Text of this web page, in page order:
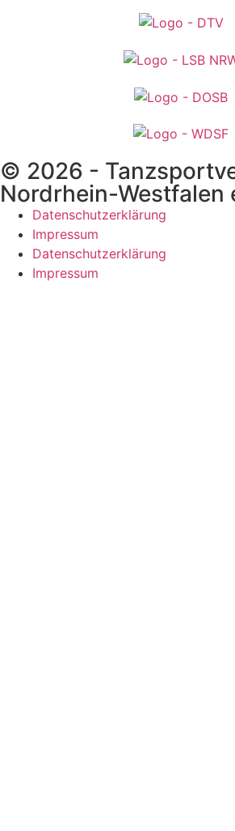
© 2026 -
Nordrhein-Westfalen
Datenschutzerklärung
Impressum
Datenschutzerklärung
Impressum